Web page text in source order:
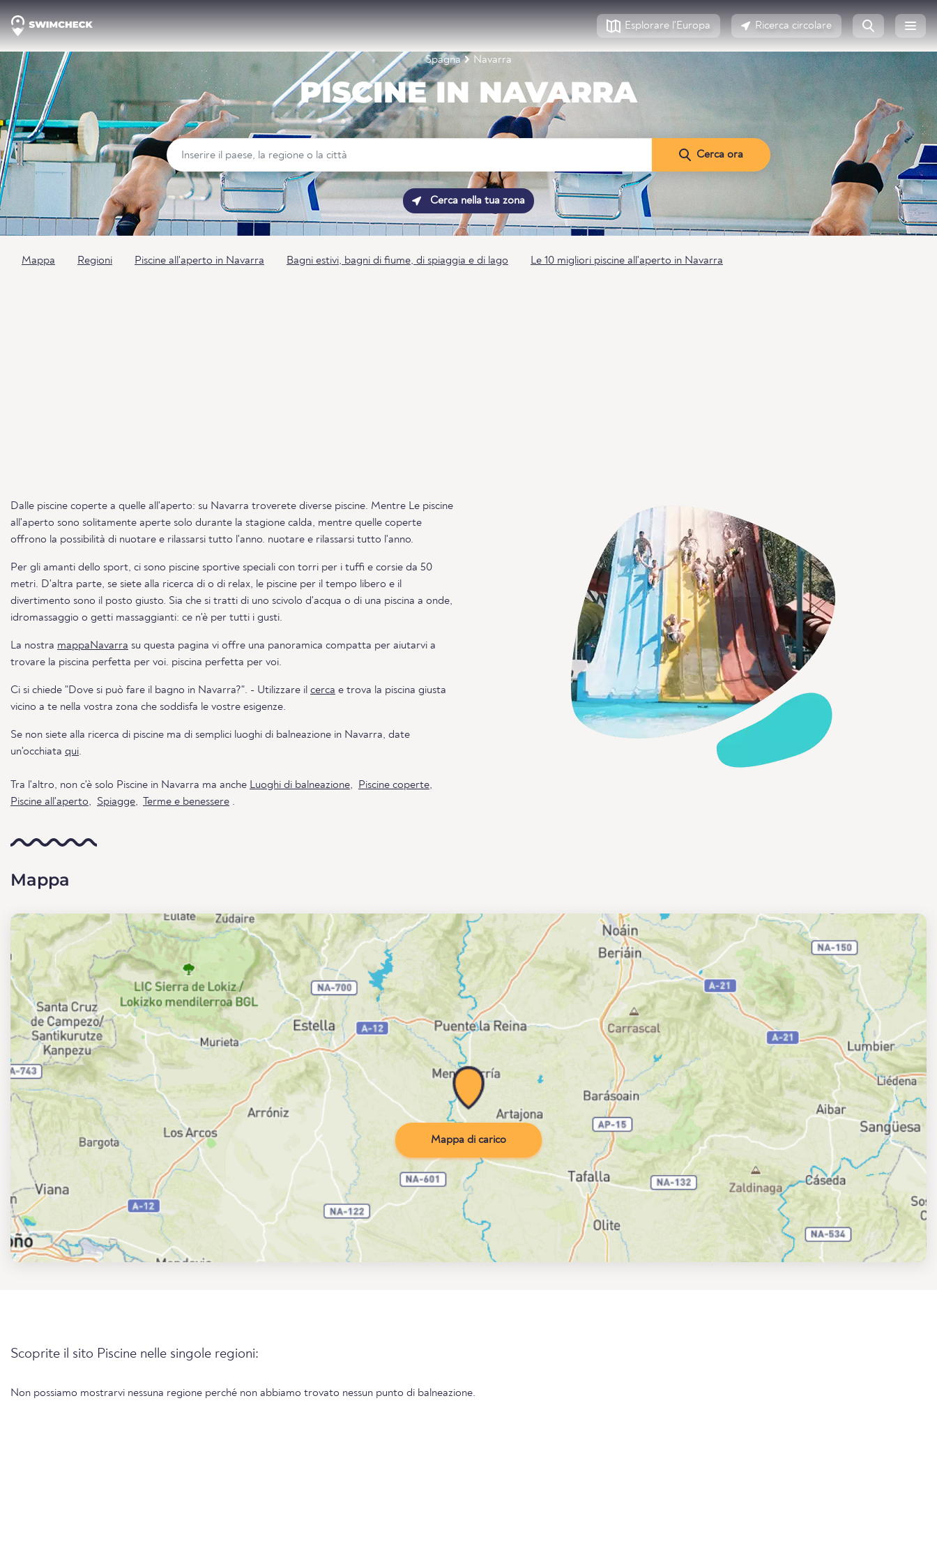
Esplorare l'Europa Ricerca circolare
Spagna Navarra
PISCINE IN NAVARRA
Cerca ora
Cerca nella tua zona
Mappa Regioni Piscine all'aperto in Navarra Bagni estivi, bagni di fiume, di spiaggia e di lago Le 10 migliori piscine all'aperto in Navarra
Dalle piscine coperte a quelle all'aperto: su Navarra troverete diverse piscine. Mentre Le piscine
all'aperto sono solitamente aperte solo durante la stagione calda, mentre quelle coperte
offrono la possibilità di nuotare e rilassarsi tutto l'anno. nuotare e rilassarsi tutto l'anno.
Per gli amanti dello sport, ci sono piscine sportive speciali con torri per i tuffi e corsie da 50
metri. D'altra parte, se siete alla ricerca di o di relax, le piscine per il tempo libero e il
divertimento sono il posto giusto. Sia che si tratti di uno scivolo d'acqua o di una piscina a onde,
idromassaggio o getti massaggianti: ce n'è per tutti i gusti.
La nostra mappaNavarra su questa pagina vi offre una panoramica compatta per aiutarvi a
trovare la piscina perfetta per voi. piscina perfetta per voi.
Ci si chiede "Dove si può fare il bagno in Navarra?". - Utilizzare il cerca e trova la piscina giusta
vicino a te nella vostra zona che soddisfa le vostre esigenze.
Se non siete alla ricerca di piscine ma di semplici luoghi di balneazione in Navarra, date
un'occhiata qui.
Tra l'altro, non c'è solo Piscine in Navarra ma anche Luoghi di balneazione, Piscine coperte,
Piscine all'aperto, Spiagge, Terme e benessere .
Mappa
Mappa di carico
Scoprite il sito Piscine nelle singole regioni:
Non possiamo mostrarvi nessuna regione perché non abbiamo trovato nessun punto di balneazione.